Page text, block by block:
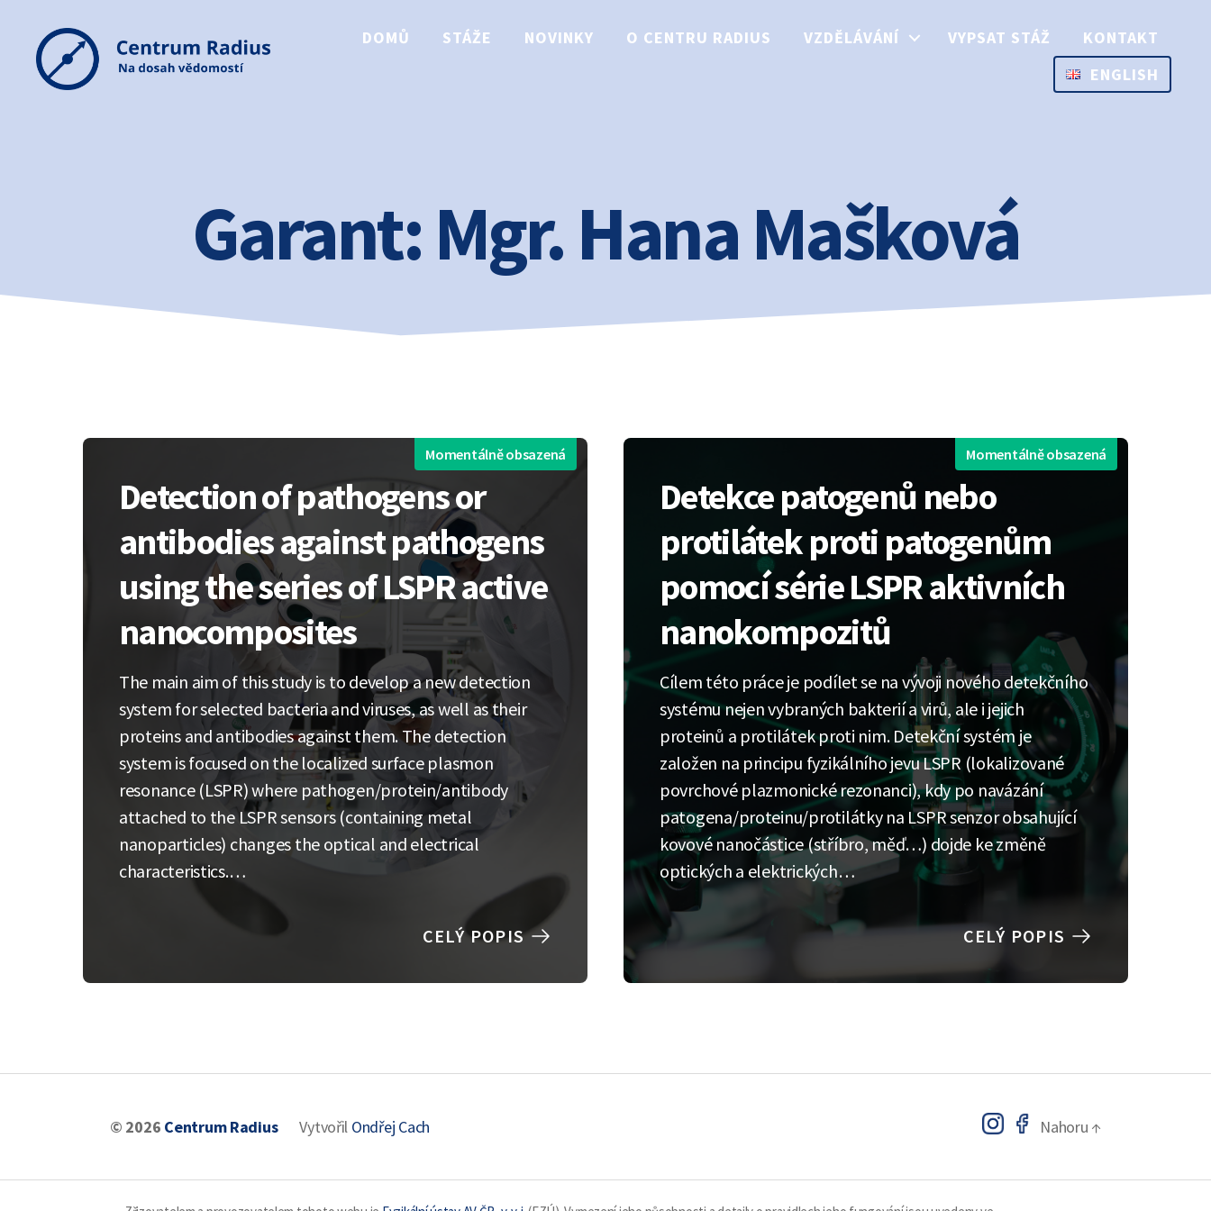
DOMŮ STÁŽE NOVINKY O CENTRU RADIUS VZDĚLÁVÁNÍ VYPSAT STÁŽ
KONTAKT
ENGLISH
Garant:Mgr. Hana Mašková
Momentálně obsazená
Detection of pathogens or
antibodies against pathogens
using the series of LSPR active
nanocomposites
The main aim of this study is to develop a new detection
system for selected bacteria and viruses, as well as their
proteins and antibodies against them. The detection
system is focused on the localized surface plasmon
resonance (LSPR) where pathogen/protein/antibody
attached to the LSPR sensors (containing metal
nanoparticles) changes the optical and electrical
characteristics.…
CELÝ POPIS
Momentálně obsazená
Detekce patogenů nebo
protilátek proti patogenům
pomocí série LSPR aktivních
nanokompozitů
Cílem této práce je podílet se na vývoji nového detekčního
systému nejen vybraných bakterií a virů, ale i jejich
proteinů a protilátek proti nim. Detekční systém je
založen na principu fyzikálního jevu LSPR (lokalizované
povrchové plazmonické rezonanci), kdy po navázání
patogena/proteinu/protilátky na LSPR senzor obsahující
kovové nanočástice (stříbro, měď…) dojde ke změně
optických a elektrických…
CELÝ POPIS
© 2026 Centrum Radius Vytvořil Ondřej Cach Nahoru ↑